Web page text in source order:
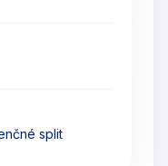
split